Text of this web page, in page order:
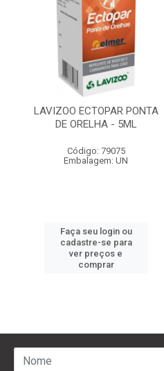
LAVIZOO ECTOPAR PONTA
DE ORELHA - 5ML
Código: 79075
Embalagem: UN
Faça seu login ou
cadastre-se para
ver preços e
comprar